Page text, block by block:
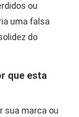
ou
uma falsa
do
que esta
sua marca ou